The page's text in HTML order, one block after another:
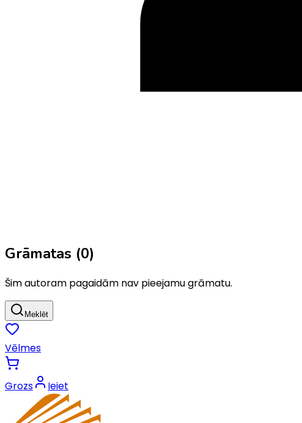
Grāmatas (0)
Šim autoram pagaidām nav pieejamu grāmatu.
Meklēt
Vēlmes
Grozs Ieiet